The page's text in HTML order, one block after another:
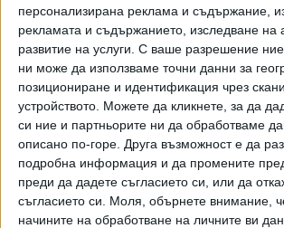
персонализирана реклама и съдържание,
рекламата и съдържанието, изследване на
развитие на услуги. С ваше разрешение ние
ни може да използваме точни данни за
позициониране и идентификация чрез
устройството. Можете да кликнете, за да
си ние и партньорите ни да обработваме
описано по-горе. Друга възможност е да
подробна информация и да промените
преди да дадете съгласието си, или да
съгласието си.
Моля, обърнете внимание,
начините на обработване на личните ви
Междувременно адвокат Стоян Мадин
сезирал прокуратурата по случая да
съучастие във военни престъпления под
помагачество от български граждани
намиращи се в България, чрез
финансови средства за подпомагане на
които може да са извършили военни или
международни престъпления. Веднъж
прокуратурата е длъжна да образува
се мотивира има ли достатъчно данни